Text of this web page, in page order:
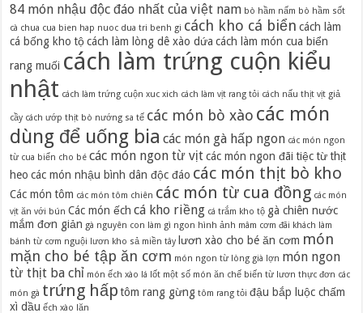
84 món nhậu độc đáo nhất của việt nam bò hầm nấm bò hầm sốt
cà chua cua bien hap nuoc dua tri benh gi cách kho cá biển cách làm
cá bống kho tộ cách làm lòng dê xào dứa cách làm món cua biển
rang muối cách làm trứng cuộn kiểu
nhật cách làm trứng cuộn xuc xich cách làm vịt rang tỏi cách nấu thịt vịt giả
cầy cách ướp thịt bò nướng sa tế các món bò xào các món
dùng để uống bia các món gà hấp ngon các món ngon
từ cua biển cho bé các món ngon từ vịt các món ngon đãi tiệc từ thịt
heo các món nhậu bình dân độc đáo các món thịt bò kho
Các món tôm các món tôm chiên các món từ cua đồng các món
vịt ăn với bún Các món ếch cá kho riềng cá trắm kho tộ gà chiên nước
mắm đơn giản gà nguyên con làm gì ngon hình ảnh mâm cơm đãi khách làm
bánh từ cơm nguội lươn kho sả miền tây lươn xào cho bé ăn cơm món
mặn cho bé tập ăn cơm món ngon từ lòng già lợn món ngon
từ thịt ba chỉ món ếch xào lá lốt một số món ăn chế biến từ lươn thực đơn các
món gà trứng hấp tôm rang gừng tôm rang tỏi đậu bắp luộc chấm
xì dầu ếch xào lăn